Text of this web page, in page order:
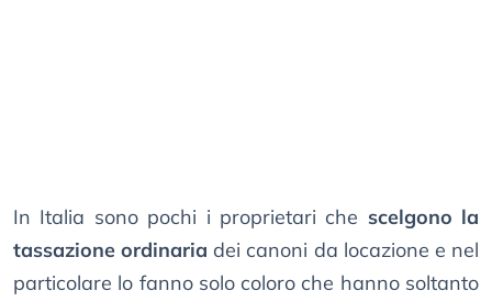
In Italia sono pochi i proprietari che scelgono la
tassazione ordinaria dei canoni da locazione e nel
particolare lo fanno solo coloro che hanno soltanto